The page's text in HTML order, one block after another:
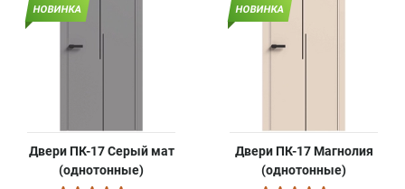
НОВИНКА
Двери ПК-17 Серый мат
(однотонные)
НОВИНКА
Двери ПК-17 Магнолия
(однотонные)